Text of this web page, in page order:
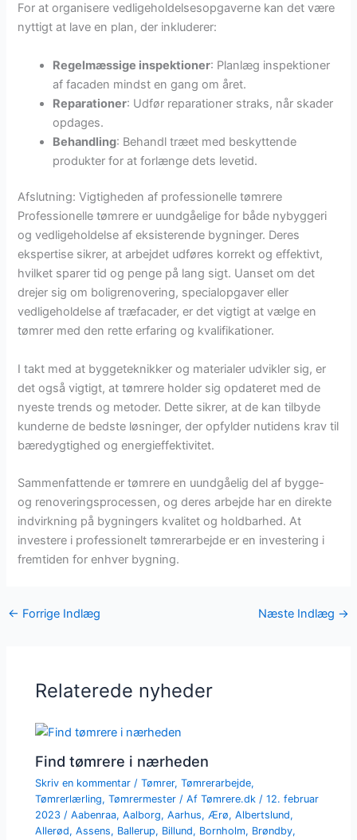
For at organisere vedligeholdelsesopgaverne kan det være
nyttigt at lave en plan, der inkluderer:
Regelmæssige inspektioner: Planlæg inspektioner
af facaden mindst en gang om året.
Reparationer: Udfør reparationer straks, når skader
opdages.
Behandling: Behandl træet med beskyttende
produkter for at forlænge dets levetid.
Afslutning: Vigtigheden af professionelle tømrere
Professionelle tømrere er uundgåelige for både nybyggeri
og vedligeholdelse af eksisterende bygninger. Deres
ekspertise sikrer, at arbejdet udføres korrekt og effektivt,
hvilket sparer tid og penge på lang sigt. Uanset om det
drejer sig om boligrenovering, specialopgaver eller
vedligeholdelse af træfacader, er det vigtigt at vælge en
tømrer med den rette erfaring og kvalifikationer.
I takt med at byggeteknikker og materialer udvikler sig, er
det også vigtigt, at tømrere holder sig opdateret med de
nyeste trends og metoder. Dette sikrer, at de kan tilbyde
kunderne de bedste løsninger, der opfylder nutidens krav til
bæredygtighed og energieffektivitet.
Sammenfattende er tømrere en uundgåelig del af bygge-
og renoveringsprocessen, og deres arbejde har en direkte
indvirkning på bygningers kvalitet og holdbarhed. At
investere i professionelt tømrerarbejde er en investering i
fremtiden for enhver bygning.
← Forrige Indlæg Næste Indlæg →
Relaterede nyheder
Find tømrere i nærheden
Skriv en kommentar /Tømrer,Tømrerarbejde,
Tømrerlærling,Tømrermester / AfTømrere.dk/12. februar
2023/Aabenraa,Aalborg,Aarhus,Ærø,Albertslund,
Allerød,Assens, Ballerup, Billund, Bornholm, Brøndby,